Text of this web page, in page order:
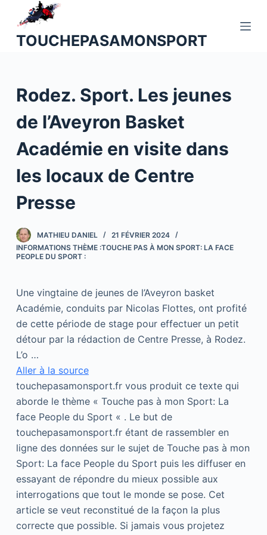
u
o
n
u
TOUCHEPASAMONSPORT
Rodez. Sport. Les jeunes
de l’Aveyron Basket
Académie en visite dans
les locaux de Centre
Presse
MATHIEU DANIEL
21 FÉVRIER 2024
INFORMATIONS THÈME :TOUCHE PAS À MON SPORT: LA FACE
PEOPLE DU SPORT :
Une vingtaine de jeunes de l’Aveyron basket
Académie, conduits par Nicolas Flottes, ont profité
de cette période de stage pour effectuer un petit
détour par la rédaction de Centre Presse, à Rodez.
L’o …
Aller à la source
touchepasamonsport.fr vous produit ce texte qui
aborde le thème « Touche pas à mon Sport: La
face People du Sport « . Le but de
touchepasamonsport.fr étant de rassembler en
ligne des données sur le sujet de Touche pas à mon
Sport: La face People du Sport puis les diffuser en
essayant de répondre du mieux possible aux
interrogations que tout le monde se pose. Cet
article se veut reconstitué de la façon la plus
correcte que possible. Si jamais vous projetez